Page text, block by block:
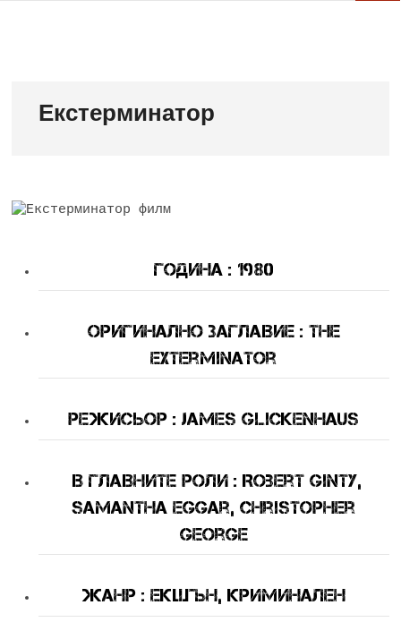
Екстерминатор
Година : 1980
Оригинално Заглавие : The
Exterminator
Режисьор : James Glickenhaus
В Главните Роли : Robert Ginty,
Samantha Eggar, Christopher
George
Жанр : Екшън, Криминален